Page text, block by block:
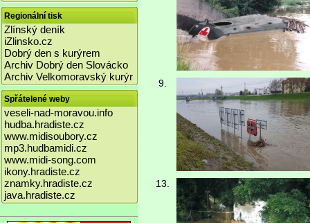
Regionální tisk
Zlínský deník
iZlinsko.cz
Dobrý den s kurýrem
Archiv Dobrý den Slovácko
Archiv Velkomoravský kurýr
Spřátelené weby
veseli-nad-moravou.info
hudba.hradiste.cz
www.midisoubory.cz
mp3.hudbamidi.cz
www.midi-song.com
ikony.hradiste.cz
znamky.hradiste.cz
java.hradiste.cz
9.
13.